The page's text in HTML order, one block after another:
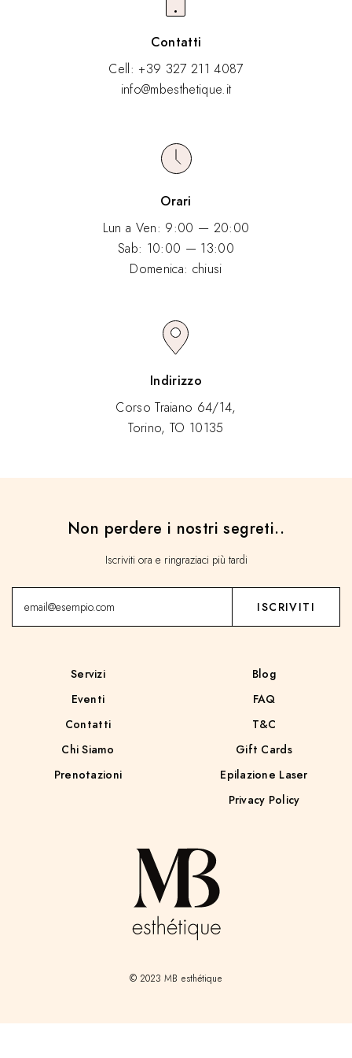
Contatti
Cell: +39 327 211 4087
info@mbesthetique.it
Orari
Lun a Ven: 9:00 — 20:00
Sab: 10:00 — 13:00
Domenica: chiusi
Indirizzo
Corso Traiano 64/14,
Torino, TO 10135
© 2023 MB esthétique
Servizi
Eventi
Contatti
Chi Siamo
Prenotazioni
Blog
FAQ
T&C
Gift Cards
Epilazione Laser
Privacy Policy
Non perdere i nostri segreti..
Iscriviti ora e ringraziaci più tardi